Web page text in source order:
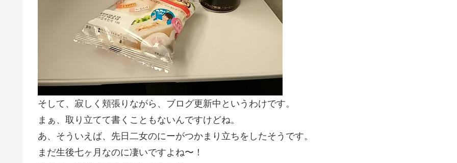
そして、寂しく頬張りながら、ブログ更新中というわけです。
まぁ、取り立てて書くこともないんですけどね。
あ、そういえば、先日二女のにーがつかまり立ちをしたそうです。
まだ生後七ヶ月なのに凄いですよね〜！